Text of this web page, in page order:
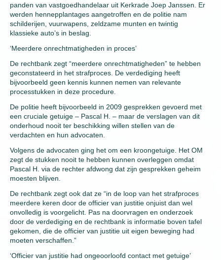
panden van vastgoedhandelaar uit Kerkrade Joep Janssen. Er
werden hennepplantages aangetroffen en de politie nam
schilderijen, vuurwapens, zeldzame munten en twintig
klassieke auto’s in beslag.
‘Meerdere onrechtmatigheden in proces’
De rechtbank zegt “meerdere onrechtmatigheden” te hebben
geconstateerd in het strafproces. De verdediging heeft
bijvoorbeeld geen kennis kunnen nemen van relevante
processtukken in deze procedure.
De politie heeft bijvoorbeeld in 2009 gesprekken gevoerd met
een cruciale getuige – Pascal H. – maar de verslagen van dit
onderhoud nooit ter beschikking willen stellen van de
verdachten en hun advocaten.
Volgens de advocaten ging het om een kroongetuige. Het OM
zegt de stukken nooit te hebben kunnen overleggen omdat
Pascal H. via de rechter afdwong dat zijn gesprekken geheim
moesten blijven.
De rechtbank zegt ook dat ze “in de loop van het strafproces
meerdere keren door de officier van justitie onjuist dan wel
onvolledig is voorgelicht. Pas na doorvragen en onderzoek
door de verdediging en de rechtbank is informatie boven tafel
gekomen, die de officier van justitie uit eigen beweging had
moeten verschaffen.”
‘Officier van justitie had ongeoorloofd contact met getuige’